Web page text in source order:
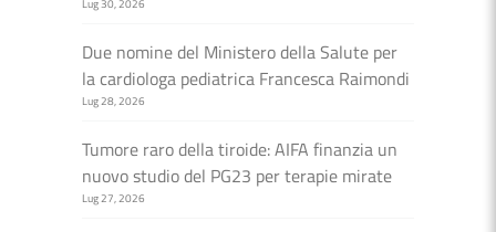
Lug 30, 2026
Due nomine del Ministero della Salute per
la cardiologa pediatrica Francesca Raimondi
Lug 28, 2026
Tumore raro della tiroide: AIFA finanzia un
nuovo studio del PG23 per terapie mirate
Lug 27, 2026